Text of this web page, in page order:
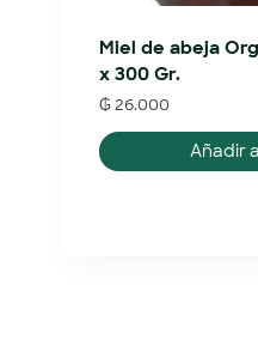
Miel de abeja
x 300 Gr.
₲26.000
Añadir